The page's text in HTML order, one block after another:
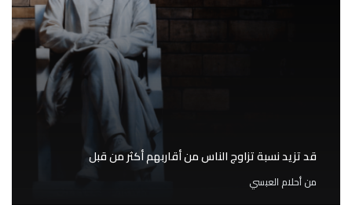
قد تزيد نسبة تزاوج الناس من أقاربهم أكثر من قبل
منأحلام العبسي